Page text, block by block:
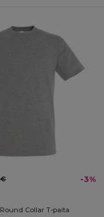
€ -3%
Collar T-paita